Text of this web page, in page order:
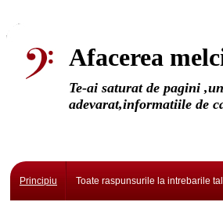
Afacerea
Te-ai saturat de pagini
adevarat,informatiile de
Principiu Toate raspunsurile la intrebarile